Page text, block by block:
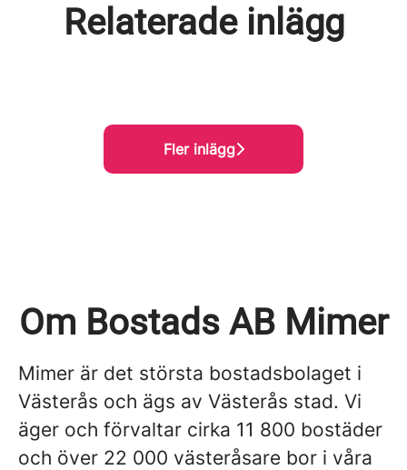
Relaterade inlägg
”Det är viktigt att vilja lyssna”
Barnpiloterna vill lyfta alla
Annsofi har de smarta
Fler inlägg
Om Bostads AB Mimer
Mimer är det största bostadsbolaget i
Västerås och ägs av Västerås stad. Vi
äger och förvaltar cirka 11 800 bostäder
och över 22 000 västeråsare bor i våra